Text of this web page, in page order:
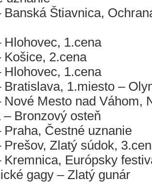
Banská Štiavnica,
Hlohovec, 1.cena
Košice, 2.cena
Hlohovec, 1.cena
Bratislava, 1.miesto –
Nové Mesto nad Váhom,
– Bronzový osteň
Praha, Čestné uznanie
Prešov, Zlatý súdok,
Kremnica, Európsky
gagy – Zlatý gunár